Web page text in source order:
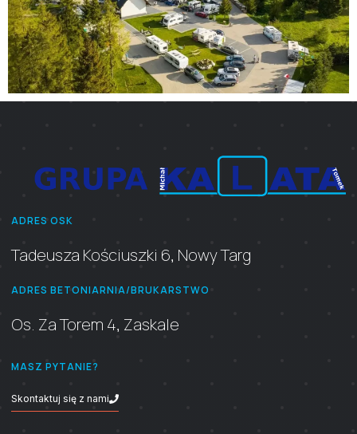
ADRES OSK
Tadeusza Kościuszki 6, Nowy Targ
ADRES BETONIARNIA/BRUKARSTWO
Os. Za Torem 4, Zaskale
MASZ PYTANIE?
Skontaktuj się z nami